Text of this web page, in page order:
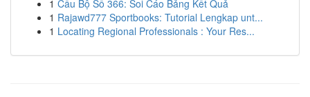
1 Cầu Bộ Số 366: Soi Cáo Bảng Kết Quả
1 Rajawd777 Sportbooks: Tutorial Lengkap unt...
1 Locating Regional Professionals : Your Res...